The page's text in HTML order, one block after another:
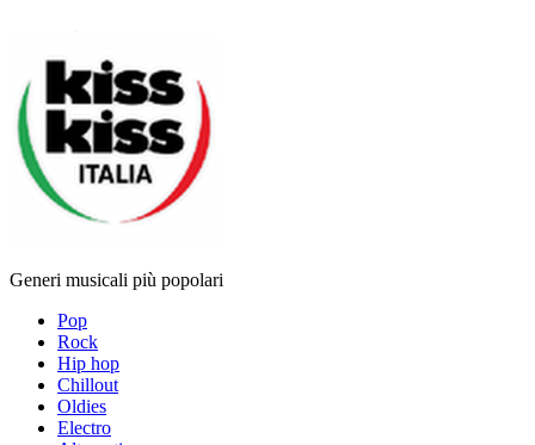
Generi musicali più popolari
Pop
Rock
Hip hop
Chillout
Oldies
Electro